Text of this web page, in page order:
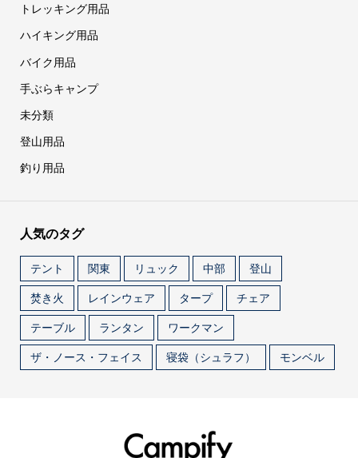
トレッキング用品
ハイキング用品
バイク用品
手ぶらキャンプ
未分類
登山用品
釣り用品
人気のタグ
テント 関東 リュック 中部
登山
焚き火
レインウェア タープ
チェア
テーブル
ランタン
ワークマン
ザ・ノース・フェイス
寝袋（シュラフ） モンベル